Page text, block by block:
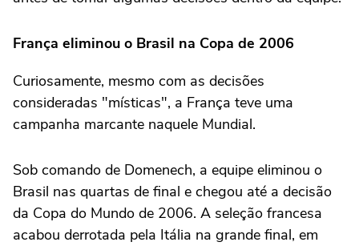
França eliminou o Brasil na Copa de 2006
Curiosamente, mesmo com as decisões
consideradas "místicas", a França teve uma
campanha marcante naquele Mundial.
Sob comando de Domenech, a equipe eliminou o
Brasil nas quartas de final e chegou até a decisão
da Copa do Mundo de 2006. A seleção francesa
acabou derrotada pela Itália na grande final, em